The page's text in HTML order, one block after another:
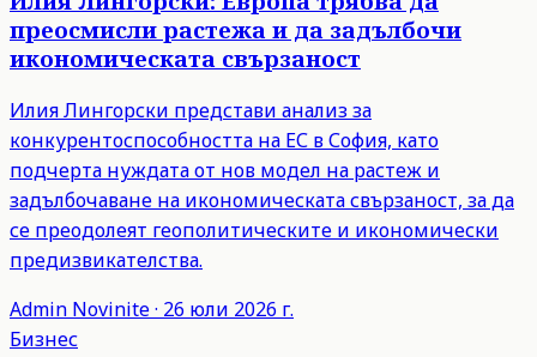
преосмисли растежа и да задълбочи
икономическата свързаност
Илия Лингорски представи анализ за
конкурентоспособността на ЕС в София, като
подчерта нуждата от нов модел на растеж и
задълбочаване на икономическата свързаност, за да
се преодолеят геополитическите и икономически
предизвикателства.
Admin Novinite· 26 юли 2026 г.
Бизнес